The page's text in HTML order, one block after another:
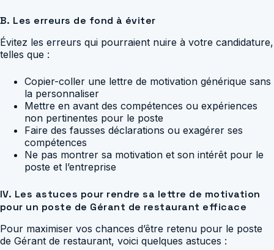
B. Les erreurs de fond à éviter
Évitez les erreurs qui pourraient nuire à votre candidature,
telles que :
Copier-coller une lettre de motivation générique sans
la personnaliser
Mettre en avant des compétences ou expériences
non pertinentes pour le poste
Faire des fausses déclarations ou exagérer ses
compétences
Ne pas montrer sa motivation et son intérêt pour le
poste et l’entreprise
IV. Les astuces pour rendre sa lettre de motivation
pour un poste de Gérant de restaurant efficace
Pour maximiser vos chances d’être retenu pour le poste
de Gérant de restaurant, voici quelques astuces :